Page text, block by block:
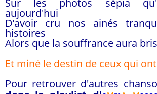
aujourd'hui
D’avoir cru nos ainés
histoires
Alors que la souffrance aura
Et miné le destin de ceux qui
Pour retrouver d'autres